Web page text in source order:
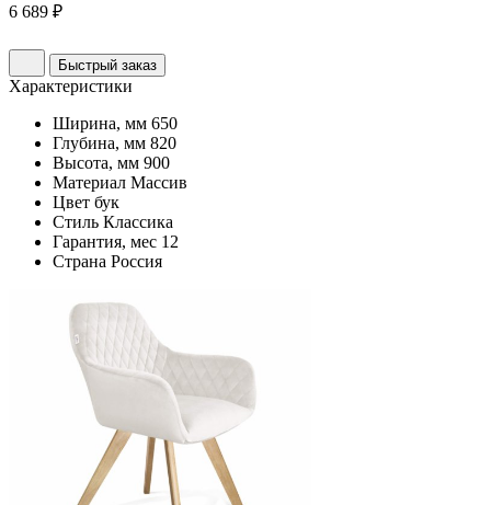
6 689 ₽
Быстрый заказ
Характеристики
Ширина, мм 650
Глубина, мм 820
Высота, мм 900
Материал Массив
Цвет бук
Стиль Классика
Гарантия, мес 12
Страна Россия